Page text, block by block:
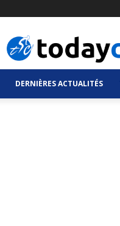
DERNIÈRES ACTUALITÉS